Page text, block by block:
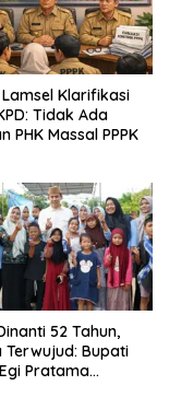
Klarifikasi
Tidak Ada
PHK Massal PPPK
52 Tahun,
Terwujud: Bupati
Pratama